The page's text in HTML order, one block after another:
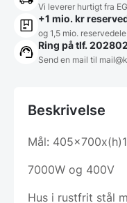
Vi leverer hurtigt fra
+1 mio. kr
og 1,5 mio.
Ring på tlf.
Send en mail til
Beskrivelse
Mål:
7000W og 400V
Hus i rustfrit stål